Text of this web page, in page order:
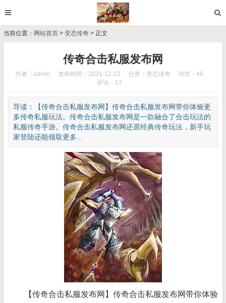
当前位置： 网站首页 > 变态传奇 > 正文
传奇合击私服发布网
作者：admin 发布时间：2021-12-23 分类： 变态传奇
浏览：46
评论：17
导读：【传奇合击私服发布网】传奇合击私服发布网带你体验更
多传奇私服玩法。传奇合击私服发布网是一款融合了合击玩法的
私服传奇手游。传奇合击私服发布网还原经典传奇玩法，新手玩
家登陆还能领取更多...
【传奇合击私服发布网】传奇合击私服发布网带你体验